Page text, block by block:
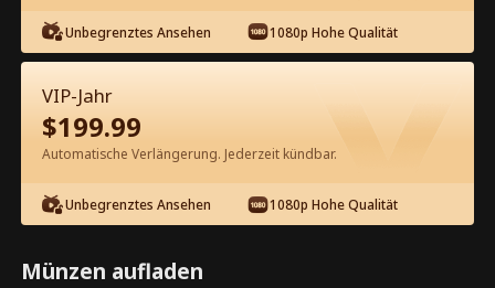
Episode 70 - Nie wieder Schluss
machen Kompletter Film
1-50 51-92
70 71 73 74
Unbegrenztes Ansehen 1080p Hohe Qualität
VIP-Jahr
$199.99
Automatische Verlängerung. Jederzeit kündbar.
Unbegrenztes Ansehen 1080p Hohe Qualität
Münzen aufladen